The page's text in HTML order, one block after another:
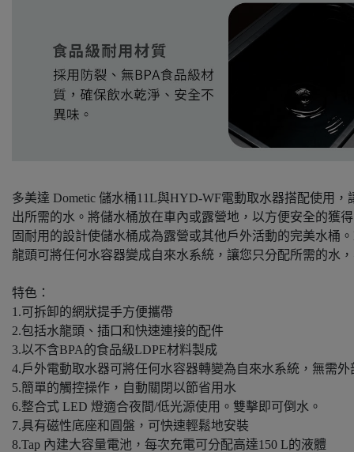
多美達 Dometic 儲水桶11L與HYD-WF電動取水器搭配使用，
出所需的水。將儲水桶放在車內或露營地，以方便安全的獲
固耐用的設計使儲水桶成為露營或其他戶外活動的完美水桶
龍頭可將任何水容器變成自來水系統，讓您只分配所需的水
特色：
1.可拆卸的網狀提手方便攜帶
2.包括水龍頭、插口和快速連接的配件
3.以不含BPA的食品級LDPE材料製成
4.戶外電動取水器可將任何水容器轉變為自來水系統，無需外
5.簡單的觸控操作，自動關閉以節省用水
6.整合式 LED 燈適合夜間/低光源使用。雙擊即可倒水。
7.具有磁性底座和圓盤，可快速輕鬆地安裝
8.Tap 內建大容量電池，每次充電可分配高達150 L的液體